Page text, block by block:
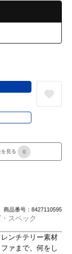
を見る 0
商品番号：8427110595
スペック
ンチテリー素材
ァまで、何をし